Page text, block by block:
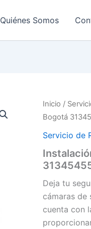
Quiénes Somos
Inicio /
Bogotá
Servicio de
Deja tu
cámaras de
cuenta con